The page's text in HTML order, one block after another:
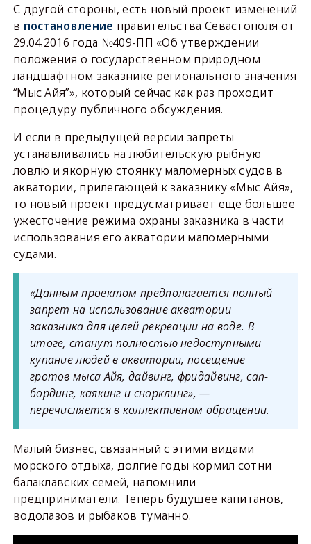
С другой стороны, есть новый проект изменений
в постановление правительства Севастополя от
29.04.2016 года №409-ПП «Об утверждении
положения о государственном природном
ландшафтном заказнике регионального значения
“Мыс Айя”», который сейчас как раз проходит
процедуру публичного обсуждения.
И если в предыдущей версии запреты
устанавливались на любительскую рыбную
ловлю и якорную стоянку маломерных судов в
акватории, прилегающей к заказнику «Мыс Айя»,
то новый проект предусматривает ещё большее
ужесточение режима охраны заказника в части
использования его акватории маломерными
судами.
«Данным проектом предполагается полный
запрет на использование акватории
заказника для целей рекреации на воде. В
итоге, станут полностью недоступными
купание людей в акватории, посещение
гротов мыса Айя, дайвинг, фридайвинг, сап-
бординг, каякинг и снорклинг», —
перечисляется в коллективном обращении.
Малый бизнес, связанный с этими видами
морского отдыха, долгие годы кормил сотни
балаклавских семей, напомнили
предприниматели. Теперь будущее капитанов,
водолазов и рыбаков туманно.